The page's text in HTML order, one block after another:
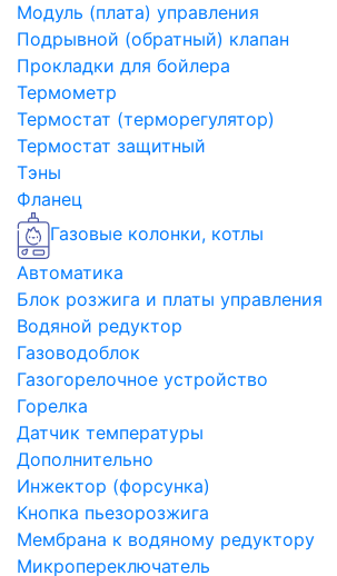
Модуль (плата) управления
Подрывной (обратный) клапан
Прокладки для бойлера
Термометр
Термостат (терморегулятор)
Термостат защитный
Тэны
Фланец
Газовые колонки, котлы
Автоматика
Блок розжига и платы управления
Водяной редуктор
Газоводоблок
Газогорелочное устройство
Горелка
Датчик температуры
Дополнительно
Инжектор (форсунка)
Кнопка пьезорозжига
Мембрана к водяному редуктору
Микропереключатель